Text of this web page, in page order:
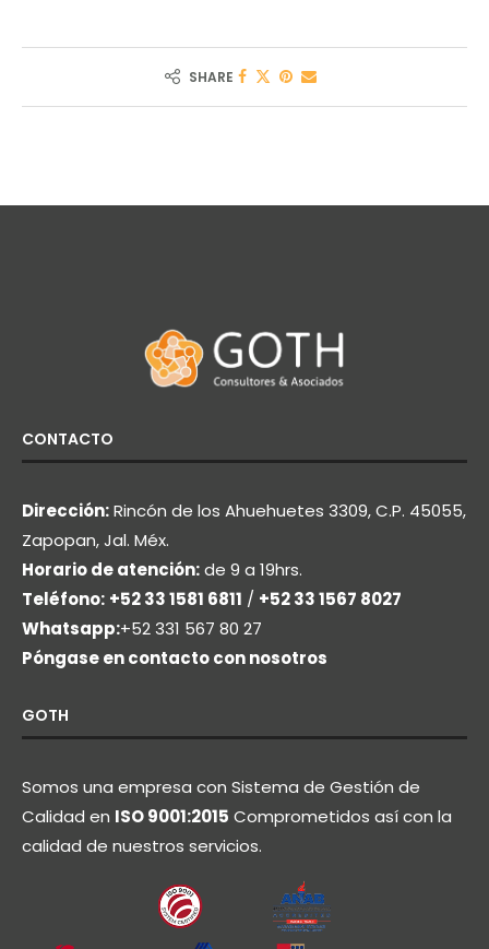
SHARE
CONTACTO
Dirección:Rincón de los Ahuehuetes 3309, C.P. 45055,
Zapopan, Jal. Méx.
Horario de atención:de 9 a 19hrs.
Teléfono: +52 33 1581 6811 / +52 33 1567 8027
Whatsapp:+52 331 567 80 27
Póngase en contacto con nosotros
GOTH
Somos una empresa con Sistema de Gestión de
Calidad en ISO 9001:2015 Comprometidos así con la
calidad de nuestros servicios.